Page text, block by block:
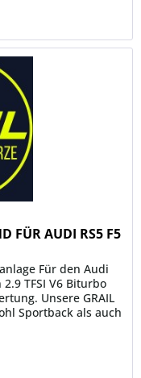
FÜR AUDI RS5 F5
Für den Audi
TFSI V6 Biturbo
Unsere GRAIL
Sportback als auch